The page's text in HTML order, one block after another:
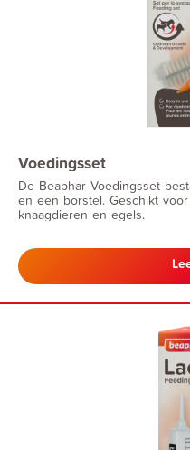
Voedingsset
De Beaphar Voedingsset
en een borstel. Geschikt
knaagdieren en egels.